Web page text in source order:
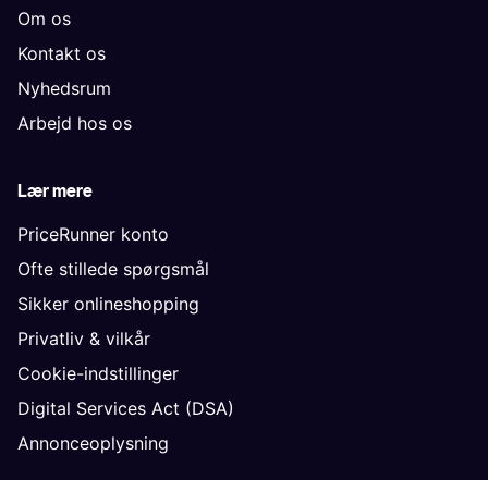
Om os
Kontakt os
Nyhedsrum
Arbejd hos os
Lær mere
PriceRunner konto
Ofte stillede spørgsmål
Sikker onlineshopping
Privatliv & vilkår
Cookie-indstillinger
Digital Services Act (DSA)
Annonceoplysning